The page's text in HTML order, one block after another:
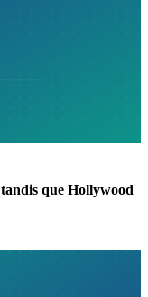
que Hollywood